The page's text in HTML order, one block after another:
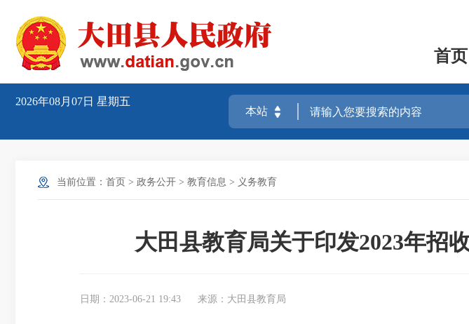
首页
2026年08月07日 星期五
当前位置： 首页 > 政务公开 > 教育信息 > 义务教育
大田县教育局关于印发2023年招
日期：2023-06-21 19:43 来源：大田县教育局